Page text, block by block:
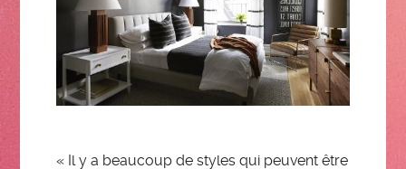
« Il y a beaucoup de styles qui peuvent être